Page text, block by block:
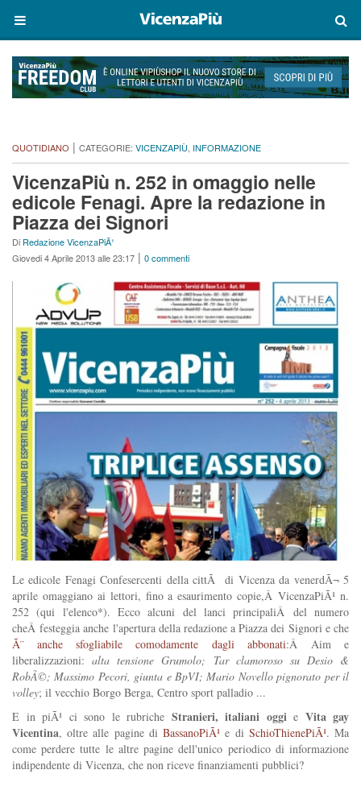
QUOTIDIANO | CATEGORIE: VICENZAPIÙ, INFORMAZIONE
VicenzaPiù n. 252 in omaggio nelle
edicole Fenagi. Apre la redazione in
Piazza dei Signori
Di Redazione VicenzaPiÃ¹
Giovedi 4 Aprile 2013 alle 23:17 | 0 commenti
Le edicole Fenagi Confesercenti della cittÃ di Vicenza da venerdÃ¬ 5
aprile omaggiano ai lettori, fino a esaurimento copie,Â VicenzaPiÃ¹ n.
252 (qui l'elenco*). Ecco alcuni del lanci principaliÂ del numero
cheÂ festeggia anche l'apertura della redazione a Piazza dei Signori e che
Ã¨ anche sfogliabile comodamente dagli abbonati:Â Aim e
liberalizzazioni: alta tensione Grumolo; Tar clamoroso su Desio &
RobÃ©; Massimo Pecori, giunta e BpVI; Mario Novello pignorato per il
volley; il vecchio Borgo Berga, Centro sport palladio ...
E in piÃ¹ ci sono le rubriche Stranieri, italiani oggi e Vita gay
Vicentina, oltre alle pagine diBassanoPiÃ¹e di SchioThienePiÃ¹. Ma
come perdere tutte le altre pagine dell'unico periodico di informazione
indipendente di Vicenza, che non riceve finanziamenti pubblici?